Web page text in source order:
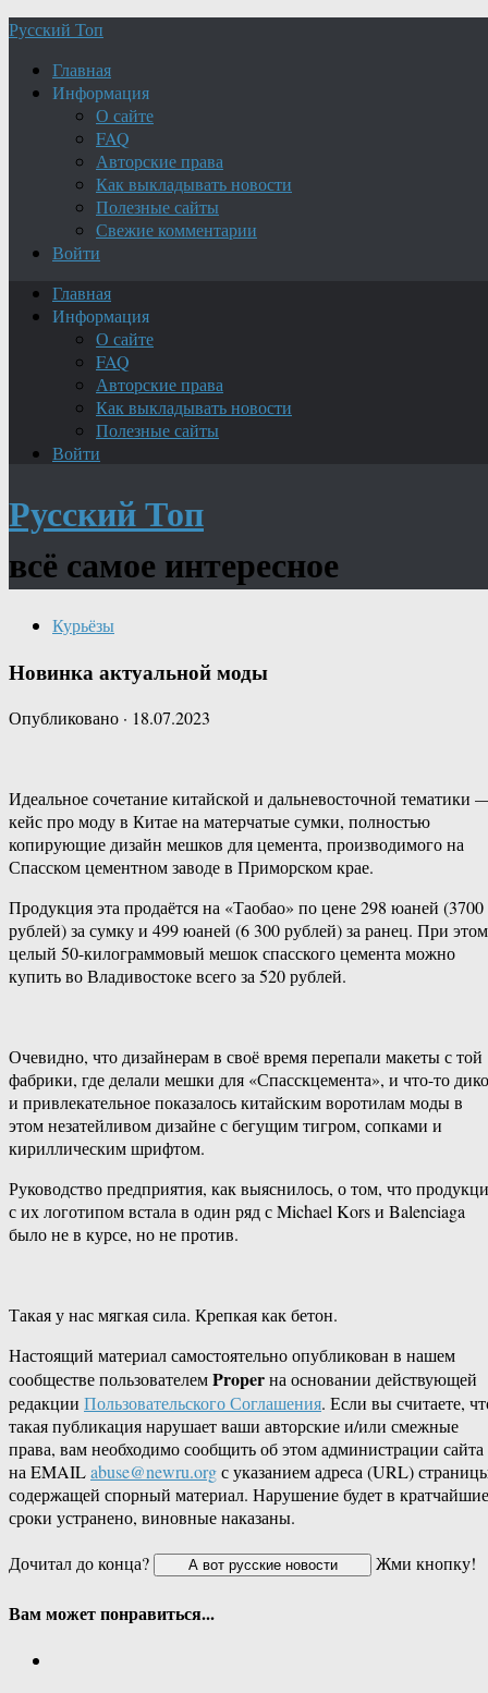
Русский Топ
Главная
Информация
О сайте
FAQ
Авторские права
Как выкладывать новости
Полезные сайты
Свежие комментарии
Войти
Главная
Информация
О сайте
FAQ
Авторские права
Как выкладывать новости
Полезные сайты
Войти
Русский Топ
всё самое интересное
Курьёзы
Новинка актуальной моды
Опубликовано · 18.07.2023
Идеальное сочетание китайской и дальневосточной тематики
кейс про моду в Китае на матерчатые сумки, полностью
копирующие дизайн мешков для цемента, производимого на
Спасском цементном заводе в Приморском крае.
Продукция эта продаётся на «Таобао» по цене 298 юаней (3700
рублей) за сумку и 499 юаней (6 300 рублей) за ранец. При этом
целый 50-килограммовый мешок спасского цемента можно
купить во Владивостоке всего за 520 рублей.
Очевидно, что дизайнерам в своё время перепали макеты с той
фабрики, где делали мешки для «Спасскцемента», и что-то
и привлекательное показалось китайским воротилам моды в
этом незатейливом дизайне с бегущим тигром, сопками и
кириллическим шрифтом.
Руководство предприятия, как выяснилось, о том, что
с их логотипом встала в один ряд с Michael Kors и Balenciaga
было не в курсе, но не против.
Такая у нас мягкая сила. Крепкая как бетон.
Настоящий материал самостоятельно опубликован в нашем
сообществе пользователемProperна основании действующей
редакции Пользовательского Соглашения. Если вы считаете,
такая публикация нарушает ваши авторские и/или смежные
права, вам необходимо сообщить об этом администрации сайта
на EMAILabuse@newru.orgс указанием адреса (URL)
содержащей спорный материал. Нарушение будет в кратчайшие
сроки устранено, виновные наказаны.
Дочитал до конца?
Жми кнопку!
Вам может понравиться...